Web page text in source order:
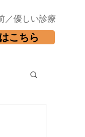
／優しい診療
こちら